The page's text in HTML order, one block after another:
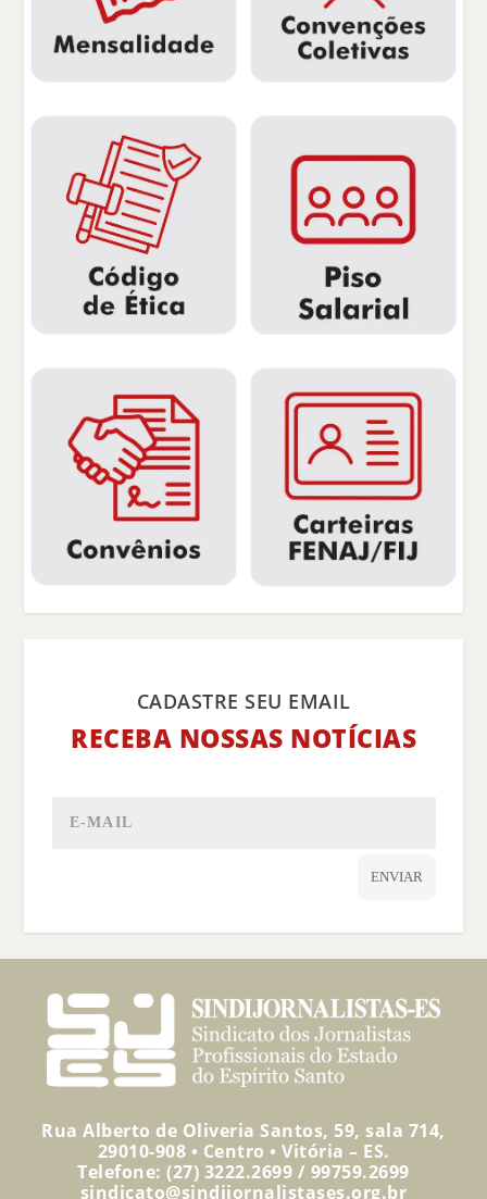
CADASTRE SEU EMAIL
RECEBA NOSSAS NOTÍCIAS
ENVIAR
Rua Alberto de Oliveria Santos, 59, sala 714,
29010-908 • Centro • Vitória – ES.
Telefone: (27) 3222.2699 / 99759.2699
sindicato@sindijornalistases.org.br